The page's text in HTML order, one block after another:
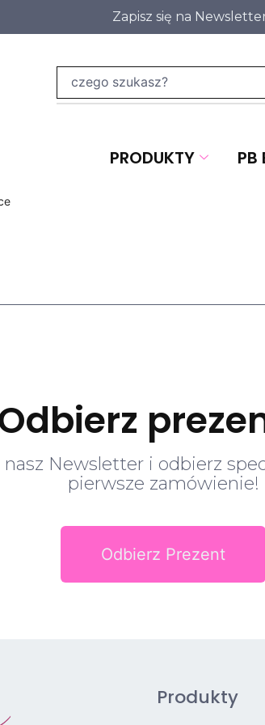
Zapisz się na
PRODUKTY PB
nasz Newsletter i odbierz
pierwsze zamówienie!
Odbierz Prezent
Produkty